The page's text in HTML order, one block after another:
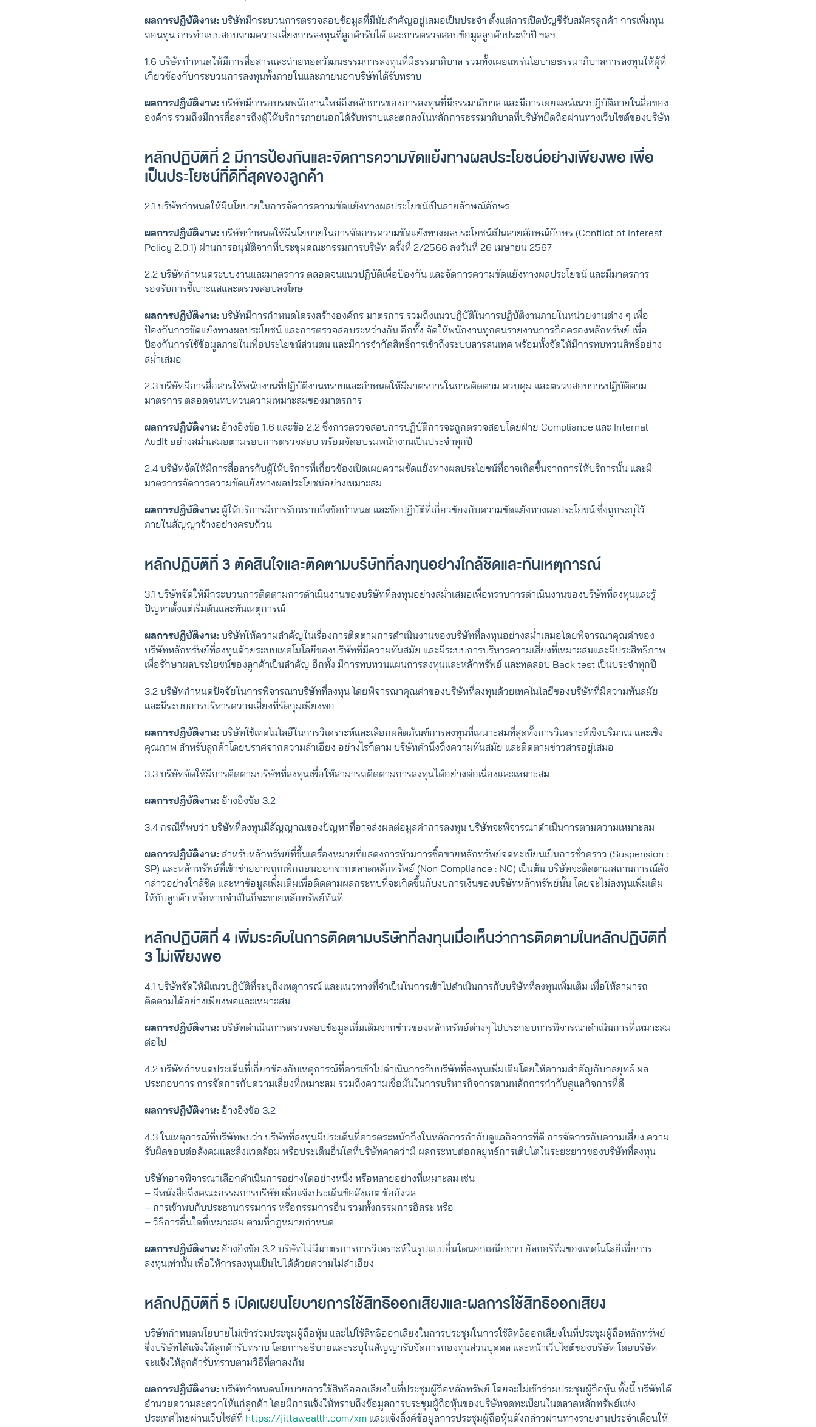
ผลการปฏิบัติงาน: บริษัทมีกระบวนการตรวจสอบข้อมูลที่มีนัยสำคัญอยู่เสมอเป็นประจำ ตั้งแต่การเปิดบัญชีรับสมัครลูกค้า การเพิ่มทุน
ถอนทุน การทำแบบสอบถามความเสี่ยงการลงทุนที่ลูกค้ารับได้ และการตรวจสอบข้อมูลลูกค้าประจำปี ฯลฯ
1.6 บริษัทกําหนดให้มีการสื่อสารและถ่ายทอดวัฒนธรรมการลงทุนที่มีธรรมาภิบาล รวมทั้งเผยแพร่นโยบายธรรมาภิบาลการลงทุนให้ผู้ที่
เกี่ยวข้องกับกระบวนการลงทุนทั้งภายในและภายนอกบริษัทได้รับทราบ
ผลการปฏิบัติงาน: บริษัทมีการอบรมพนักงานใหม่ถึงหลักการของการลงทุนที่มีธรรมาภิบาล และมีการเผยแพร่แนวปฏิบัติภายในสื่อของ
องค์กร รวมถึงมีการสื่อสารถึงผู้ให้บริการภายนอกได้รับทราบและตกลงในหลักการธรรมาภิบาลที่บริษัทยึดถือผ่านทางเว็บไซต์ของบริษัท
หลักปฏิบัติที่ 2 มีการป้องกันและจัดการความขัดแย้งทางผลประโยชน์อย่างเพียงพอ เพื่อ
เป็นประโยชน์ที่ดีที่สุดของลูกค้า
2.1 บริษัทกําหนดให้มีนโยบายในการจัดการความขัดแย้งทางผลประโยชน์เป็นลายลักษณ์อักษร
ผลการปฏิบัติงาน: บริษัทกําหนดให้มีนโยบายในการจัดการความขัดแย้งทางผลประโยชน์เป็นลายลักษณ์อักษร (Conflict of Interest
Policy 2.0.1) ผ่านการอนุมัติจากที่ประชุมคณะกรรมการบริษัท ครั้งที่ 2/2566 ลงวันที่ 26 เมษายน 2567
2.2 บริษัทกําหนดระบบงานและมาตรการ ตลอดจนแนวปฏิบัติเพื่อป้องกัน และจัดการความขัดแย้งทางผลประโยชน์ และมีมาตรการ
รองรับการชี้เบาะแสและตรวจสอบลงโทษ
ผลการปฏิบัติงาน: บริษัทมีการกำหนดโครงสร้างองค์กร มาตรการ รวมถึงแนวปฏิบัติในการปฏิบัติงานภายในหน่วยงานต่าง ๆ เพื่อ
ป้องกันการขัดแย้งทางผลประโยชน์ และการตรวจสอบระหว่างกัน อีกทั้ง จัดให้พนักงานทุกคนรายงานการถือครองหลักทรัพย์ เพื่อ
ป้องกันการใช้ข้อมูลภายในเพื่อประโยชน์ส่วนตน และมีการจำกัดสิทธิ์การเข้าถึงระบบสารสนเทศ พร้อมทั้งจัดให้มีการทบทวนสิทธิ์อย่าง
สม่ำเสมอ
2.3 บริษัทมีการสื่อสารให้พนักงานที่ปฏิบัติงานทราบและกําหนดให้มีมาตรการในการติดตาม ควบคุม และตรวจสอบการปฏิบัติตาม
มาตรการ ตลอดจนทบทวนความเหมาะสมของมาตรการ
ผลการปฏิบัติงาน: อ้างอิงข้อ 1.6 และข้อ 2.2 ซึ่งการตรวจสอบการปฏิบัติการจะถูกตรวจสอบโดยฝ่าย Compliance และ Internal
Audit อย่างสม่ำเสมอตามรอบการตรวจสอบ พร้อมจัดอบรมพนักงานเป็นประจำทุกปี
2.4 บริษัทจัดให้มีการสื่อสารกับผู้ให้บริการที่เกี่ยวข้องเปิดเผยความขัดแย้งทางผลประโยชน์ที่อาจเกิดขึ้นจากการให้บริการนั้น และมี
มาตรการจัดการความขัดแย้งทางผลประโยชน์อย่างเหมาะสม
ผลการปฏิบัติงาน: ผู้ให้บริการมีการรับทราบถึงข้อกำหนด และข้อปฏิบัติที่เกี่ยวข้องกับความขัดแย้งทางผลประโยชน์ ซึ่งถูกระบุไว้
ภายในสัญญาจ้างอย่างครบถ้วน
หลักปฏิบัติที่ 3 ตัดสินใจและติดตามบริษัทที่ลงทุนอย่างใกล้ชิดและทันเหตุการณ์
3.1 บริษัทจัดให้มีกระบวนการติดตามการดําเนินงานของบริษัทที่ลงทุนอย่างสม่ำเสมอเพื่อทราบการดําเนินงานของบริษัทที่ลงทุนและรู้
ปัญหาตั้งแต่เริ่มต้นและทันเหตุการณ์
ผลการปฏิบัติงาน: บริษัทให้ความสำคัญในเรื่องการติดตามการดำเนินงานของบริษัทที่ลงทุนอย่างสม่ำเสมอโดยพิจารณาคุณค่าของ
บริษัทหลักทรัพย์ที่ลงทุนด้วยระบบเทคโนโลยีของบริษัทที่มีความทันสมัย และมีระบบการบริหารความเสี่ยงที่เหมาะสมและมีประสิทธิภาพ
เพื่อรักษาผลประโยชน์ของลูกค้าเป็นสำคัญ อีกทั้ง มีการทบทวนแผนการลงทุนและหลักทรัพย์ และทดสอบ Back test เป็นประจำทุกปี
3.2 บริษัทกําหนดปัจจัยในการพิจารณาบริษัทที่ลงทุน โดยพิจารณาคุณค่าของบริษัทที่ลงทุนด้วยเทคโนโลยีของบริษัทที่มีความทันสมัย
และมีระบบการบริหารความเสี่ยงที่รัดกุมเพียงพอ
ผลการปฏิบัติงาน: บริษัทใช้เทคโนโลยีในการวิเคราะห์และเลือกผลิตภัณฑ์การลงทุนที่เหมาะสมที่สุดทั้งการวิเคราะห์เชิงปริมาณ และเชิง
คุณภาพ สำหรับลูกค้าโดยปราศจากความลำเอียง อย่างไรก็ตาม บริษัทคำนึงถึงความทันสมัย และติดตามข่าวสารอยู่เสมอ
3.3 บริษัทจัดให้มีการติดตามบริษัทที่ลงทุนเพื่อให้สามารถติดตามการลงทุนได้อย่างต่อเนื่องและเหมาะสม
ผลการปฏิบัติงาน: อ้างอิงข้อ 3.2
3.4 กรณีที่พบว่า บริษัทที่ลงทุนมีสัญญาณของปัญหาที่อาจส่งผลต่อมูลค่าการลงทุน บริษัทจะพิจารณาดําเนินการตามความเหมาะสม
ผลการปฏิบัติงาน: สำหรับหลักทรัพย์ที่ขึันเครื่องหมายที่แสดงการห้ามการซื้อขายหลักทรัพย์จดทะเบียนเป็นการชั่วคราว (Suspension :
SP) และหลักทรัพย์ที่เข้าข่ายอาจถูกเพิกถอนออกจากตลาดหลักทรัพย์ (Non Compliance : NC) เป็นต้น บริษัทจะติดตามสถานการณ์ดัง
กล่าวอย่างใกล้ชิด และหาข้อมูลเพิ่มเติมเพื่อติดตามผลกระทบที่จะเกิดขึ้นกับงบการเงินของบริษัทหลักทรัพย์นั้น โดยจะไม่ลงทุนเพิ่มเติม
ให้กับลูกค้า หรือหากจำเป็นก็จะขายหลักทรัพย์ทันที
หลักปฏิบัติที่ 4 เพิ่มระดับในการติดตามบริษัทที่ลงทุนเมื่อเห็นว่าการติดตามในหลักปฏิบัติที่
3 ไม่เพียงพอ
4.1 บริษัทจัดให้มีแนวปฏิบัติที่ระบุถึงเหตุการณ์ และแนวทางที่จําเป็นในการเข้าไปดําเนินการกับบริษัทที่ลงทุนเพิ่มเติม เพื่อให้สามารถ
ติดตามได้อย่างเพียงพอและเหมาะสม
ผลการปฏิบัติงาน: บริษัทดำเนินการตรวจสอบข้อมูลเพิ่มเติมจากข่าวของหลักทรัพย์ต่างๆ ไปประกอบการพิจารณาดำเนินการที่เหมาะสม
ต่อไป
4.2 บริษัทกําหนดประเด็นที่เกี่ยวข้องกับเหตุการณ์ที่ควรเข้าไปดําเนินการกับบริษัทที่ลงทุนเพิ่มเติมโดยให้ความสำคัญกับกลยุทธ์ ผล
ประกอบการ การจัดการกับความเสี่ยงที่เหมาะสม รวมถึงความเชื่อมั่นในการบริหารกิจการตามหลักการกำกับดูแลกิจการที่ดี
ผลการปฏิบัติงาน: อ้างอิงข้อ 3.2
4.3 ในเหตุการณ์ที่บริษัทพบว่า บริษัทที่ลงทุนมีประเด็นที่ควรตระหนักถึงในหลักการกำกับดูแลกิจการที่ดี การจัดการกับความเสี่ยง ความ
รับผิดชอบต่อสังคมและสิ่งแวดล้อม หรือประเด็นอื่นใดที่บริษัทคาดว่ามี ผลกระทบต่อกลยุทธ์การเติบโตในระยะยาวของบริษัทที่ลงทุน
บริษัทอาจพิจารณาเลือกดำเนินการอย่างใดอย่างหนึ่ง หรือหลายอย่างที่เหมาะสม เช่น
– มีหนังสือถึงคณะกรรมการบริษัท เพื่อแจ้งประเด็นข้อสังเกต ข้อกังวล
– การเข้าพบกับประธานกรรมการ หรือกรรมการอื่น รวมทั้งกรรมการอิสระ หรือ
– วิธีการอื่นใดที่เหมาะสม ตามที่กฎหมายกำหนด
ผลการปฏิบัติงาน: อ้างอิงข้อ 3.2 บริษัทไม่มีมาตรการการวิเคราะห์ในรูปแบบอื่นใดนอกเหนือจาก อัลกอริทึมของเทคโนโลยีเพื่อการ
ลงทุนเท่านั้น เพื่อให้การลงทุนเป็นไปได้ด้วยความไม่ลำเอียง
หลักปฏิบัติที่ 5 เปิดเผยนโยบายการใช้สิทธิออกเสียงและผลการใช้สิทธิออกเสียง
บริษัทกําหนดนโยบายไม่เข้าร่วมประชุมผู้ถือหุ้น และไปใช้สิทธิออกเสียงในการประชุมในการใช้สิทธิออกเสียงในที่ประชุมผู้ถือหลักทรัพย์
ซึ่งบริษัทได้แจ้งให้ลูกค้ารับทราบ โดยการอธิบายและระบุในสัญญารับจัดการกองทุนส่วนบุคคล และหน้าเว็บไซต์ของบริษัท โดยบริษัท
จะแจ้งให้ลูกค้ารับทราบตามวิธีที่ตกลงกัน
ผลการปฏิบัติงาน: บริษัทกำหนดนโยบายการใช้สิทธิออกเสียงในที่ประชุมผู้ถือหลักทรัพย์ โดยจะไม่เข้าร่วมประชุมผู้ถือหุ้น ทั้งนี้ บริษัทได้
อำนวยความสะดวกให้แก่ลูกค้า โดยมีการแจ้งให้ทราบถึงข้อมูลการประชุมผู้ถือหุ้นของบริษัทจดทะเบียนในตลาดหลักทรัพย์แห่ง
ประเทศไทยผ่านเว็บไซต์ที่ https://jittawealth.com/xm และแจ้งลิ้งค์ข้อมูลการประชุมผู้ถือหุ้นดังกล่าวผ่านทางรายงานประจำเดือนให้